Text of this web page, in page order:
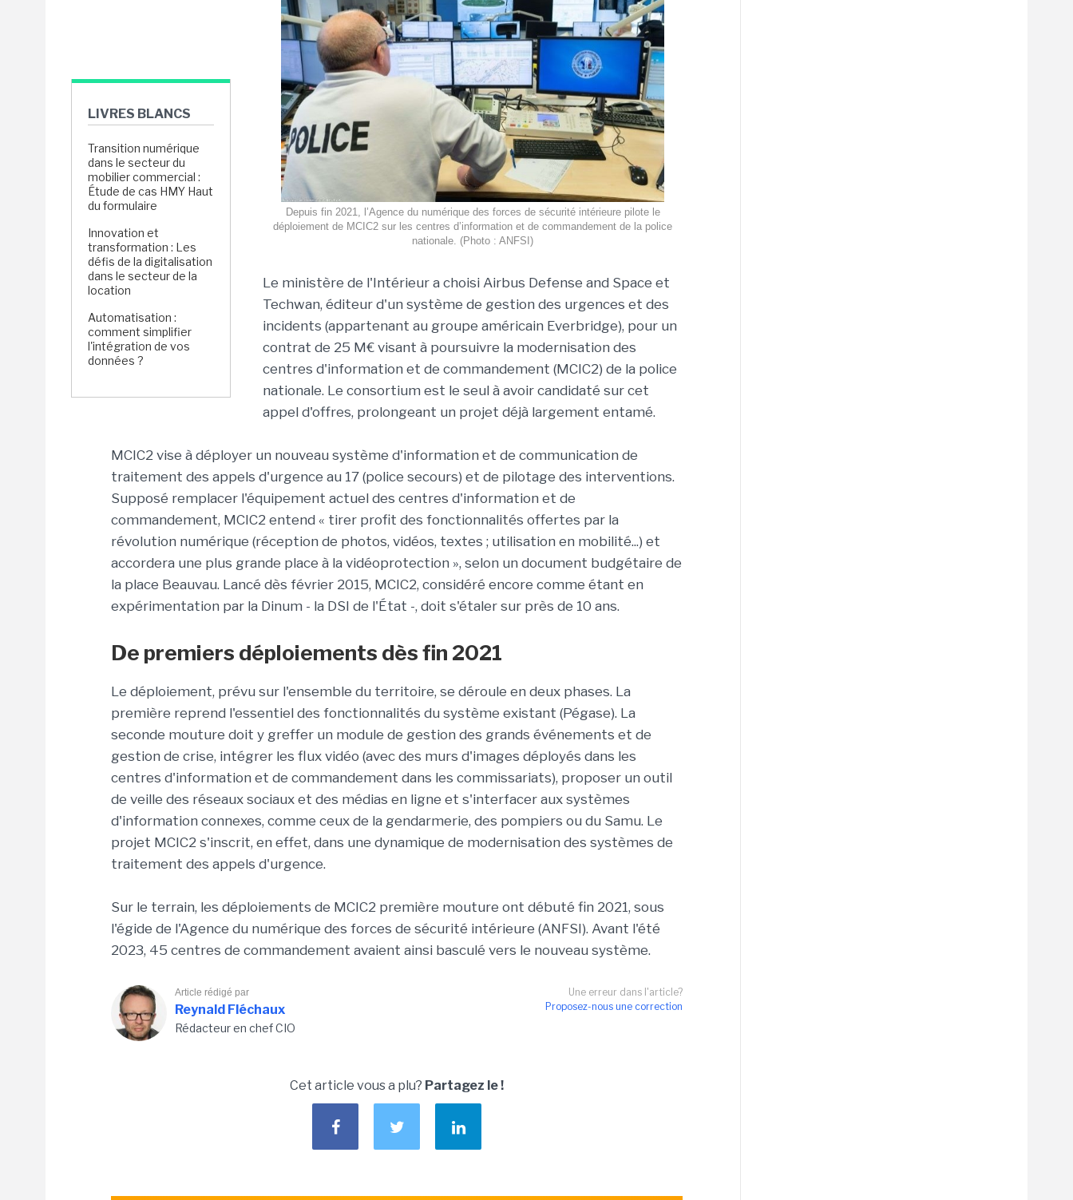
LIVRES BLANCS
Transition numérique
dans le secteur du
mobilier commercial :
Étude de cas HMY Haut
du formulaire
Innovation et
transformation : Les
défis de la digitalisation
dans le secteur de la
location
Automatisation :
comment simplifier
l'intégration de vos
données ?
Depuis fin 2021, l’Agence du numérique des forces de sécurité intérieure pilote le
déploiement de MCIC2 sur les centres d’information et de commandement de la police
nationale. (Photo : ANFSI)
Le ministère de l'Intérieur a choisi Airbus Defense and Space et
Techwan, éditeur d'un système de gestion des urgences et des
incidents (appartenant au groupe américain Everbridge), pour un
contrat de 25 M€ visant à poursuivre la modernisation des
centres d'information et de commandement (MCIC2) de la police
nationale. Le consortium est le seul à avoir candidaté sur cet
appel d'offres, prolongeant un projet déjà largement entamé.
MCIC2 vise à déployer un nouveau système d'information et de communication de
traitement des appels d'urgence au 17 (police secours) et de pilotage des interventions.
Supposé remplacer l'équipement actuel des centres d'information et de
commandement, MCIC2 entend « tirer profit des fonctionnalités offertes par la
révolution numérique (réception de photos, vidéos, textes ; utilisation en mobilité...) et
accordera une plus grande place à la vidéoprotection », selon un document budgétaire de
la place Beauvau. Lancé dès février 2015, MCIC2, considéré encore comme étant en
expérimentation par la Dinum - la DSI de l'État -, doit s'étaler sur près de 10 ans.
De premiers déploiements dès fin 2021
Le déploiement, prévu sur l'ensemble du territoire, se déroule en deux phases. La
première reprend l'essentiel des fonctionnalités du système existant (Pégase). La
seconde mouture doit y greffer un module de gestion des grands événements et de
gestion de crise, intégrer les flux vidéo (avec des murs d'images déployés dans les
centres d'information et de commandement dans les commissariats), proposer un outil
de veille des réseaux sociaux et des médias en ligne et s'interfacer aux systèmes
d'information connexes, comme ceux de la gendarmerie, des pompiers ou du Samu. Le
projet MCIC2 s'inscrit, en effet, dans une dynamique de modernisation des systèmes de
traitement des appels d'urgence.
Sur le terrain, les déploiements de MCIC2 première mouture ont débuté fin 2021, sous
l'égide de l'Agence du numérique des forces de sécurité intérieure (ANFSI). Avant l'été
2023, 45 centres de commandement avaient ainsi basculé vers le nouveau système.
Une erreur dans l'article?
Proposez-nous une correction
Article rédigé par
Reynald Fléchaux
Rédacteur en chef CIO
Cet article vous a plu? Partagez le !